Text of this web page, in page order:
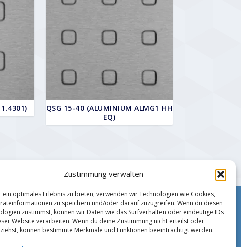
Zustimmung verwalten
ein optimales Erlebnis zu bieten, verwenden wir Technologien wie Cookies,
zu speichern und/oder darauf zuzugreifen. Wenn du diesen
zustimmst, können wir Daten wie das Surfverhalten oder eindeutige IDs
Website verarbeiten. Wenn du deine Zustimmung nicht erteilst oder
können bestimmte Merkmale und Funktionen beeinträchtigt werden.
QSG 15-40 (ALUMINIUM ALMG1 HH
EQ)
Impressum
Zahlungsmethoden
Datenschutz